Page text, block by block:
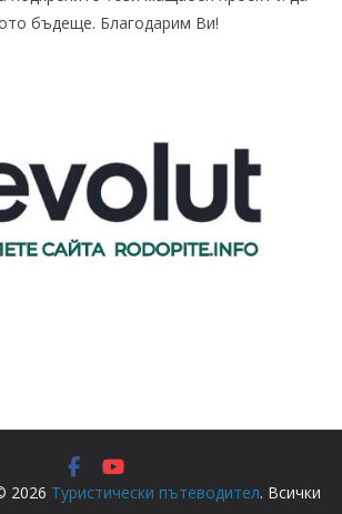
бъдеще. Благодарим Ви!
2026 Туристически пътеводител. Всички